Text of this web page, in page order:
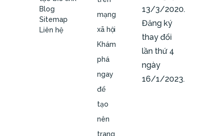
Blog
Sitemap
Liên hệ
mạng
xã hội
Khám
phá
ngay
để
tạo
nên
trang
13/3/2020.
Đăng ký
thay đổi
lần thứ 4
ngày
16/1/2023.